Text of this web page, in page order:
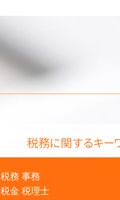
税務に関するキー
税務 事務
税金 税理士